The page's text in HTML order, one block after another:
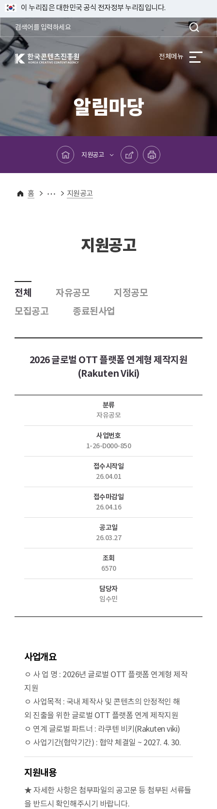
이 누리집은 대한민국 공식 전자정부 누리집입니다.
한국콘텐츠진흥원 KOREA CREATIVE CONTENT AGENCY 전체메뉴
알림마당
메인페이지로 바로가기
지원공고
공유하기 프린트하기
홈
알림마당 지원공고
지원공고
전체 자유공모
지정공모
모집공고
종료된사업
2026 글로벌 OTT 플랫폼 연계형 제작지원
(Rakuten Viki)
분류
자유공모
사업번호
1-26-D000-850
접수시작일
26.04.01
접수마감일
26.04.16
공고일
26.03.27
조회
6570
담당자
임수민
사업개요
ㅇ 사 업 명 : 2026년 글로벌 OTT 플랫폼 연계형 제작
지원
ㅇ 사업목적 : 국내 제작사 및 콘텐츠의 안정적인 해
외 진출을 위한 글로벌 OTT 플랫폼 연계 제작지원
ㅇ 연계 글로벌 파트너 : 라쿠텐 비키(Rakuten viki)
ㅇ 사업기간(협약기간) : 협약 체결일 ~ 2027. 4. 30.
지원내용
★ 자세한 사항은 첨부파일의 공고문 등 첨부된 서류들
을 반드시 확인해주시기 바랍니다.